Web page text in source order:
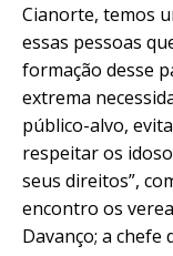
Cianorte, temos
essas pessoas
formação desse
extrema
público-alvo,
respeitar os
seus direitos”,
encontro os
Davanço; a chefe